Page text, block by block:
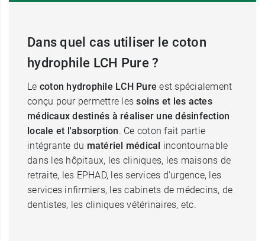
Dans quel cas utiliser le coton
hydrophile LCH Pure ?
Le coton hydrophile LCH Pureest spécialement
conçu pour permettre lessoins et les actes
médicaux destinés à réaliser une désinfection
locale et l'absorption. Ce coton fait partie
intégrante du matériel médical incontournable
dans les hôpitaux, les cliniques, les maisons de
retraite, les EPHAD, les services d'urgence, les
services infirmiers, les cabinets de médecins, de
dentistes, les cliniques vétérinaires, etc.